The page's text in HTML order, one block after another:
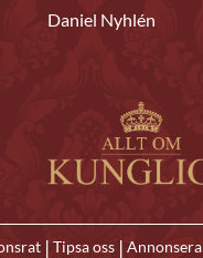
Daniel Nyhlén
| Tipsa oss | Annonsera